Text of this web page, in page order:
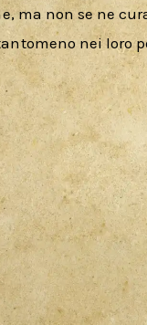
ma non se ne
nei loro